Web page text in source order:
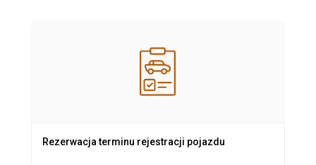
Rezerwacja terminu rejestracji pojazdu